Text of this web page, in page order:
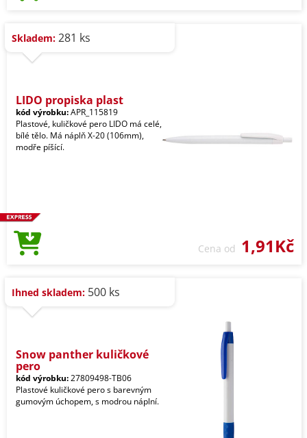
Skladem: 281 ks
LIDO propiska plast
kód výrobku:APR_115819
Plastové, kuličkové pero LIDO má celé,
bílé tělo. Má náplň X-20 (106mm),
modře píšící.
Cena od 1,91Kč
Ihned skladem: 500 ks
Snow panther kuličkové
pero
kód výrobku:27809498-TB06
Plastové kuličkové pero s barevným
gumovým úchopem, s modrou náplní.